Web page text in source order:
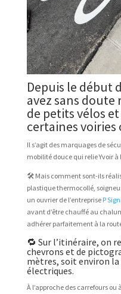
Depuis le début
avez sans doute
de petits vélos
certaines voiries
Il s’agit des marquages de
mobilité douce qui relie Yvoir
🛠️ Mais comment sont-ils
plastique thermocollé,
un ouvrier de l’entreprise P
avant d’être chauffé au
adhérer parfaitement à la
🔁 Sur l’itinéraire, on
chevrons et de
mètres, soit environ
électriques.
À l’approche des carrefours